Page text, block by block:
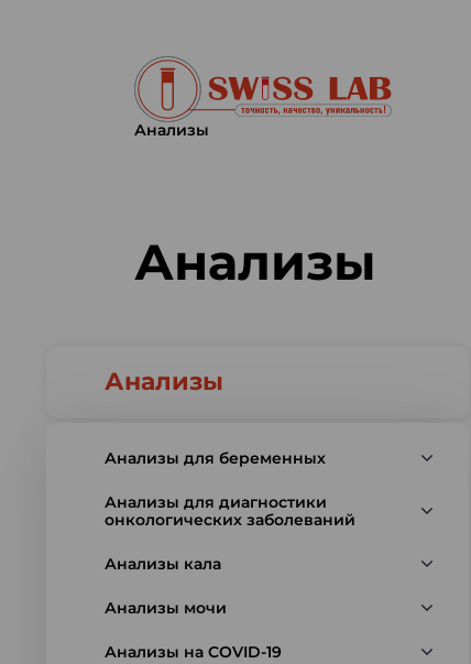
Анализы
Анализы
Анализы
Анализы для беременных
Анализы для диагностики
онкологических заболеваний
Анализы кала
Анализы мочи
Анализы на COVID-19